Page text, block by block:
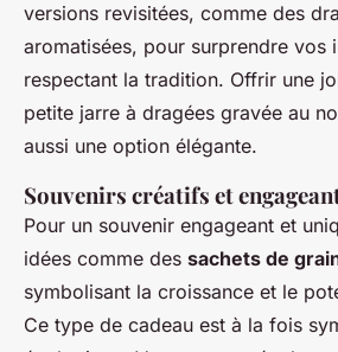
versions revisitées, comme des
aromatisées, pour surprendre vos
respectant la tradition. Offrir une
petite jarre à dragées gravée au
aussi une option élégante.
Souvenirs créatifs et
Pour un souvenir engageant et
idées comme des sachets de
symbolisant la croissance et le
Ce type de cadeau est à la fois